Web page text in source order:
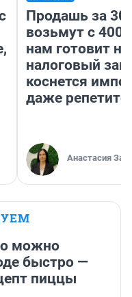
Продашь за
возьмут с
нам готовит
налоговый
коснется
даже
Анастасия
можно
быстро —
пиццы